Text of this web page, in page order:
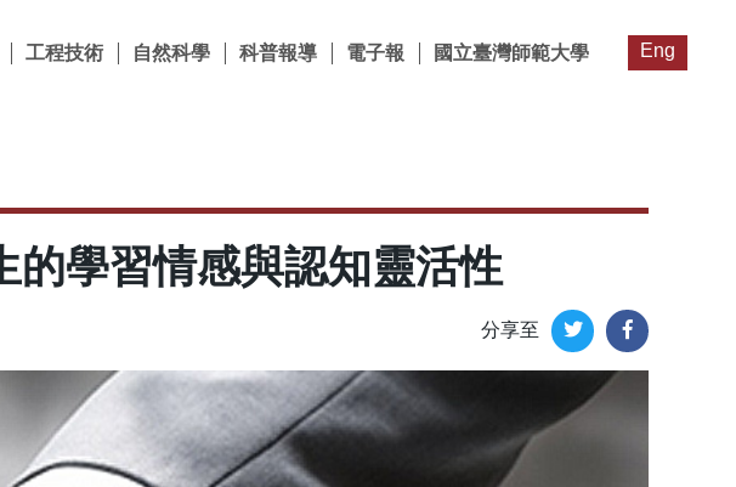
工程技術 自然科學 科普報導 電子報 國立臺灣師範大學 Eng
的學習情感與認知靈活性
分享至